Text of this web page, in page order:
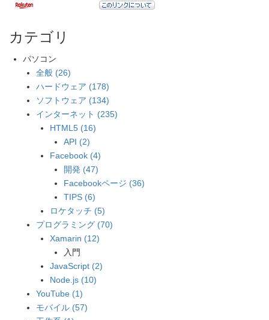
カテゴリ
パソコン
全般 (26)
ハードウェア (178)
ソフトウェア (134)
インターネット (235)
HTML5 (16)
API (2)
Facebook (4)
開発 (47)
Facebookページ (36)
TIPS (6)
ロケタッチ (5)
プログラミング (70)
Xamarin (12)
入門
JavaScript (2)
Node.js (10)
YouTube (1)
モバイル (57)